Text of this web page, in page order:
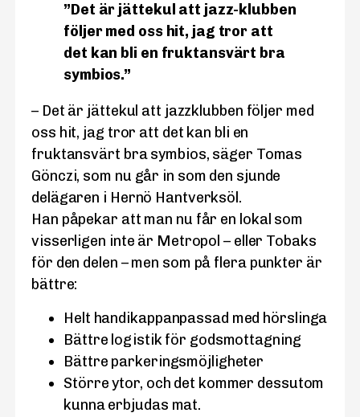
”Det är jättekul att jazz-klubben
följer med oss hit, jag tror att
det kan bli en fruktansvärt bra
symbios.”
– Det är jättekul att jazzklubben följer med
oss hit, jag tror att det kan bli en
fruktansvärt bra symbios, säger Tomas
Gönczi, som nu går in som den sjunde
delägaren i Hernö Hantverksöl.
Han påpekar att man nu får en lokal som
visserligen inte är Metropol – eller Tobaks
för den delen – men som på flera punkter är
bättre:
Helt handikappanpassad med hörslinga
Bättre logistik för godsmottagning
Bättre parkeringsmöjligheter
Större ytor, och det kommer dessutom
kunna erbjudas mat.